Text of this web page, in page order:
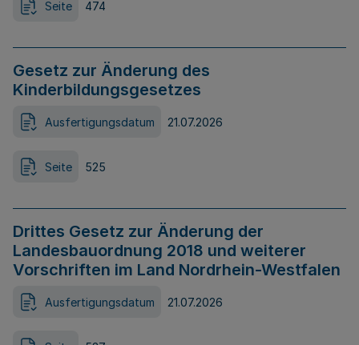
Seite 474
Gesetz zur Änderung des
Kinderbildungsgesetzes
Ausfertigungsdatum 21.07.2026
Seite 525
Drittes Gesetz zur Änderung der
Landesbauordnung 2018 und weiterer
Vorschriften im Land Nordrhein-Westfalen
Ausfertigungsdatum 21.07.2026